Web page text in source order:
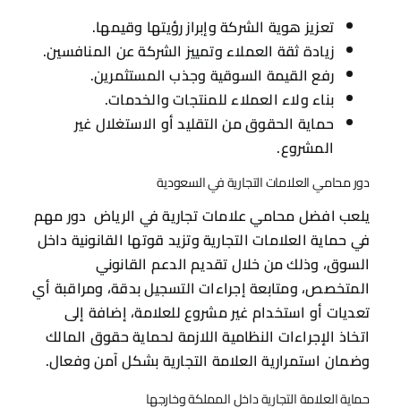
تعزيز هوية الشركة وإبراز رؤيتها وقيمها.
زيادة ثقة العملاء وتمييز الشركة عن المنافسين.
رفع القيمة السوقية وجذب المستثمرين.
بناء ولاء العملاء للمنتجات والخدمات.
حماية الحقوق من التقليد أو الاستغلال غير
المشروع.
دور محامي العلامات التجارية في السعودية
يلعب افضل محامي علامات تجارية في الرياض دور مهم
في حماية العلامات التجارية وتزيد قوتها القانونية داخل
السوق، وذلك من خلال تقديم الدعم القانوني
المتخصص، ومتابعة إجراءات التسجيل بدقة، ومراقبة أي
تعديات أو استخدام غير مشروع للعلامة، إضافة إلى
اتخاذ الإجراءات النظامية اللازمة لحماية حقوق المالك
وضمان استمرارية العلامة التجارية بشكل آمن وفعال.
حماية العلامة التجارية داخل المملكة وخارجها